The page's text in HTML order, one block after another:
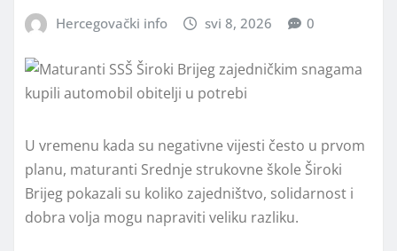
Hercegovački info svi 8, 2026 0
U vremenu kada su negativne vijesti često u prvom
planu, maturanti Srednje strukovne škole Široki
Brijeg pokazali su koliko zajedništvo, solidarnost i
dobra volja mogu napraviti veliku razliku.